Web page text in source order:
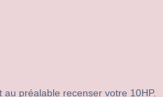
préalable recenser votre 10HP.